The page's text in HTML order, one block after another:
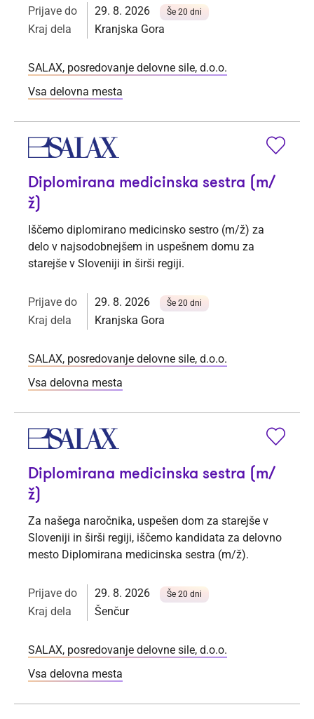
Prijave do 29. 8. 2026 Še 20 dni
Kraj dela Kranjska Gora
SALAX, posredovanje delovne sile, d.o.o.
Vsa delovna mesta
Diplomirana medicinska sestra (m/
ž)
Iščemo diplomirano medicinsko sestro (m/ž) za
delo v najsodobnejšem in uspešnem domu za
starejše v Sloveniji in širši regiji.
Prijave do 29. 8. 2026 Še 20 dni
Kraj dela Kranjska Gora
SALAX, posredovanje delovne sile, d.o.o.
Vsa delovna mesta
Diplomirana medicinska sestra (m/
ž)
Za našega naročnika, uspešen dom za starejše v
Sloveniji in širši regiji, iščemo kandidata za delovno
mesto Diplomirana medicinska sestra (m/ž).
Prijave do 29. 8. 2026 Še 20 dni
Kraj dela Šenčur
SALAX, posredovanje delovne sile, d.o.o.
Vsa delovna mesta